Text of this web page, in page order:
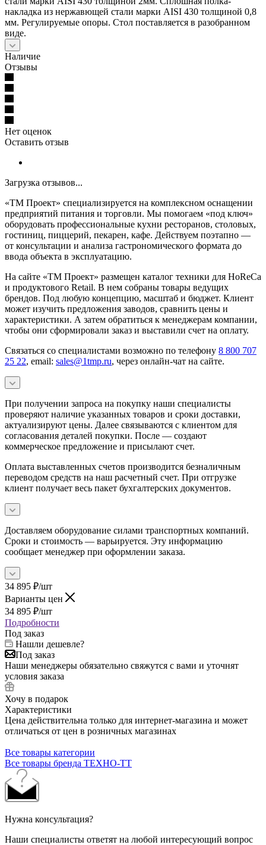
накладка из нержавющей стали марки AISI 430 толщиной 0,8
мм. Регулируемые опоры. Стол поставляется в разобранном
виде.
Наличие
Отзывы
Нет оценок
Оставить отзыв
Загрузка отзывов...
«ТМ Проект» специализируется на комплексном оснащении
предприятий питания и торговли. Мы помогаем «под ключ»
оборудовать профессиональные кухни ресторанов, столовых,
гостиниц, пиццерий, пекарен, кафе. Действуем поэтапно —
от консультации и анализа гастрономического формата до
ввода объекта в эксплуатацию.
На сайте «ТМ Проект» размещен каталог техники для HoReCa
и продуктового Retail. В нем собраны товары ведущих
брендов. Под любую концепцию, масштаб и бюджет. Клиент
может изучить предложения заводов, сравнить цены и
характеристики. А затем обратиться к менеджерам компании,
чтобы они сформировали заказ и выставили счет на оплату.
Связаться со специалистами возможно по телефону 8 800 707
25 22, email: sales@1tmp.ru, через онлайн-чат на сайте.
При получении запроса на покупку наши специалисты
проверяют наличие указанных товаров и сроки доставки,
актуализируют цены. Далее связываются с клиентом для
согласования деталей покупки. После — создают
коммерческое предложение и присылают счет.
Оплата выставленных счетов производится безналичным
переводом средств на наш расчетный счет. При отгрузке
клиент получает весь пакет бухгалтерских документов.
Доставляем оборудование силами транспортных компаний.
Сроки и стоимость — варьируется. Эту информацию
сообщает менеджер при оформлении заказа.
34 895 ₽/шт
Варианты цен
34 895 ₽/шт
Подробности
Под заказ
Нашли дешевле?
Под заказ
Наши менеджеры обязательно свяжутся с вами и уточнят
условия заказа
Хочу в подарок
Характеристики
Цена действительна только для интернет-магазина и может
отличаться от цен в розничных магазинах
Все товары категории
Все товары бренда ТЕХНО-ТТ
Нужна консультация?
Наши специалисты ответят на любой интересующий вопрос